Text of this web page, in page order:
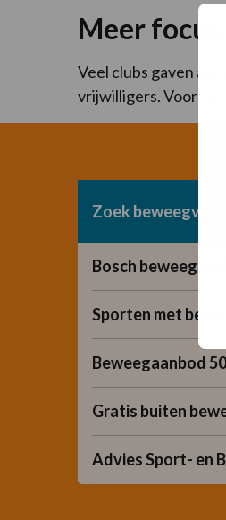
Meer
Veel clubs gaven
vrijwilligers. Voor
Zoek beweegvorm
Bosch
Sporten met
Beweegaanbod
Gratis buiten
Advies Sport- en